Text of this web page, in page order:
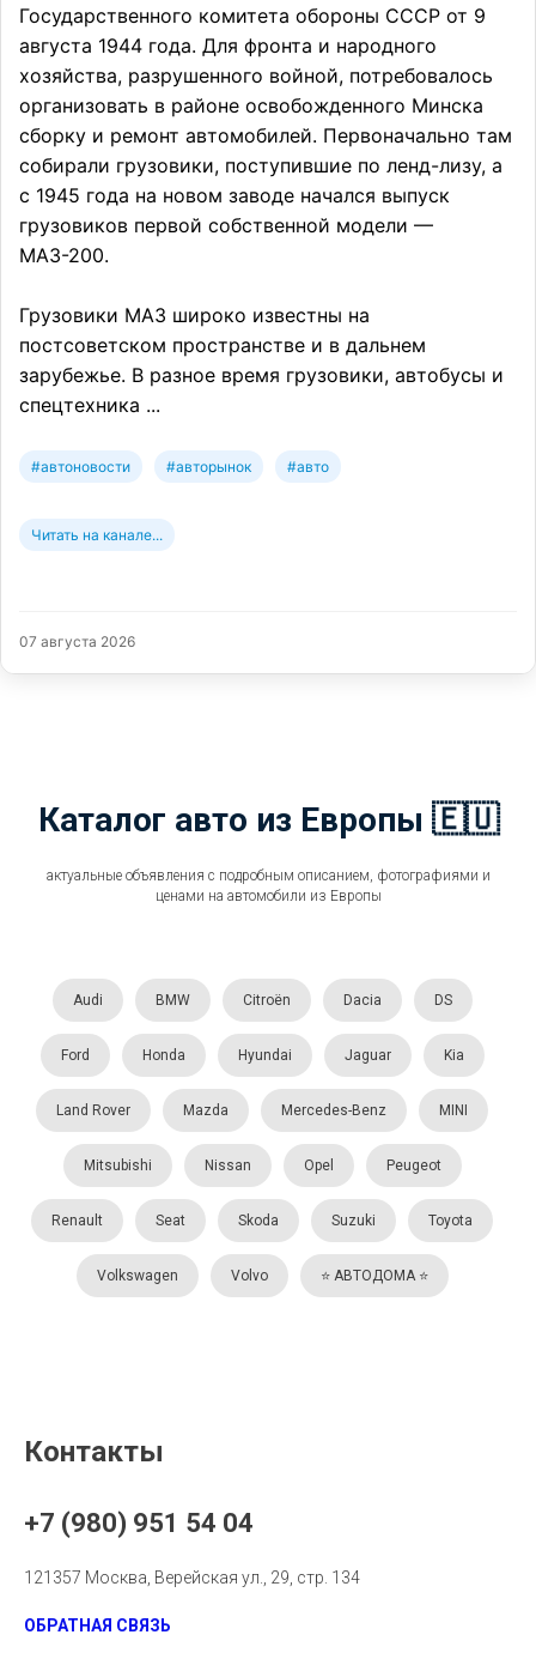
Государственного комитета обороны СССР от 9
августа 1944 года. Для фронта и народного
хозяйства, разрушенного войной, потребовалось
организовать в районе освобожденного Минска
сборку и ремонт автомобилей. Первоначально там
собирали грузовики, поступившие по ленд-лизу, а
с 1945 года на новом заводе начался выпуск
грузовиков первой собственной модели —
МАЗ-200.
Грузовики МАЗ широко известны на
постсоветском пространстве и в дальнем
зарубежье. В разное время грузовики, автобусы и
спецтехника ...
#автоновости #авторынок #авто
Читать на канале...
07 августа 2026
Каталог авто из Европы 🇪🇺
актуальные объявления с подробным описанием, фотографиями и
ценами на автомобили из Европы
Audi BMW Citroën Dacia DS
Ford Honda Hyundai Jaguar Kia
Land Rover Mazda Mercedes-Benz MINI
Mitsubishi Nissan Opel Peugeot
Renault Seat Skoda Suzuki Toyota
Volkswagen Volvo ⭐️ АВТОДОМА ⭐️
Контакты
+7 (980) 951 54 04
121357 Москва, Верейская ул., 29, стр. 134
ОБРАТНАЯ СВЯЗЬ